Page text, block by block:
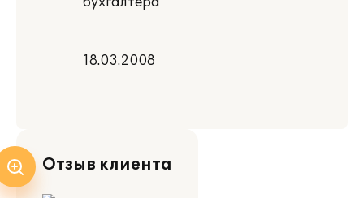
18.03.2008
Отзыв клиента